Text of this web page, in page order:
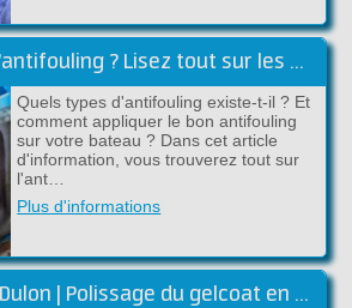
Application de l'antifouling ? Lisez tout sur les antifoulings !
Quels types d'antifouling existe-t-il ? Et
comment appliquer le bon antifouling
sur votre bateau ? Dans cet article
d'information, vous trouverez tout sur
l'ant…
Plus d'informations
Polissage avec Dulon | Polissage du gelcoat en polyester